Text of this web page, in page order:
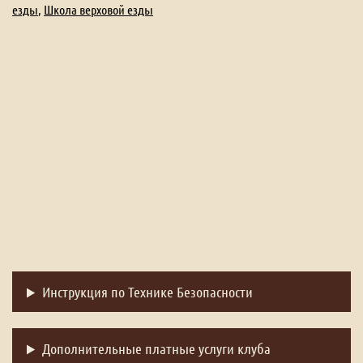
езды Школа верховой езды
Инструкция по Технике Безопасности
Дополнительные платные услуги клуба